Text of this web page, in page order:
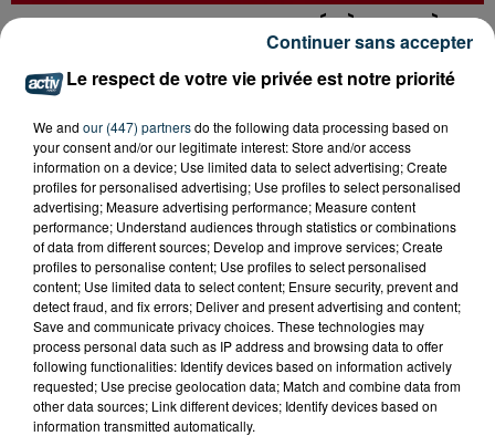
SAINT-ETIENNE : UN ENFANT DÉCÈDE APRÈS
Le respect de votre vie privée est notre priorité
We and our (447) partnersdo the following data processing based on
your consent and/or our legitimate interest: Store and/or access
information on a device; Use limited data to select advertising; Create
profiles for personalised advertising; Use profiles to select personalised
advertising; Measure advertising performance; Measure content
performance; Understand audiences through statistics or combinations
of data from different sources; Develop and improve services; Create
profiles to personalise content; Use profiles to select personalised
content; Use limited data to select content; Ensure security, prevent and
detect fraud, and fix errors; Deliver and present advertising and content;
Save and communicate privacy choices. These technologies may
process personal data such as IP address and browsing data to offer
following functionalities: Identify devices based on information actively
requested; Use precise geolocation data; Match and combine data from
other data sources; Link different devices; Identify devices based on
information transmitted automatically.
Continuer sans accepter